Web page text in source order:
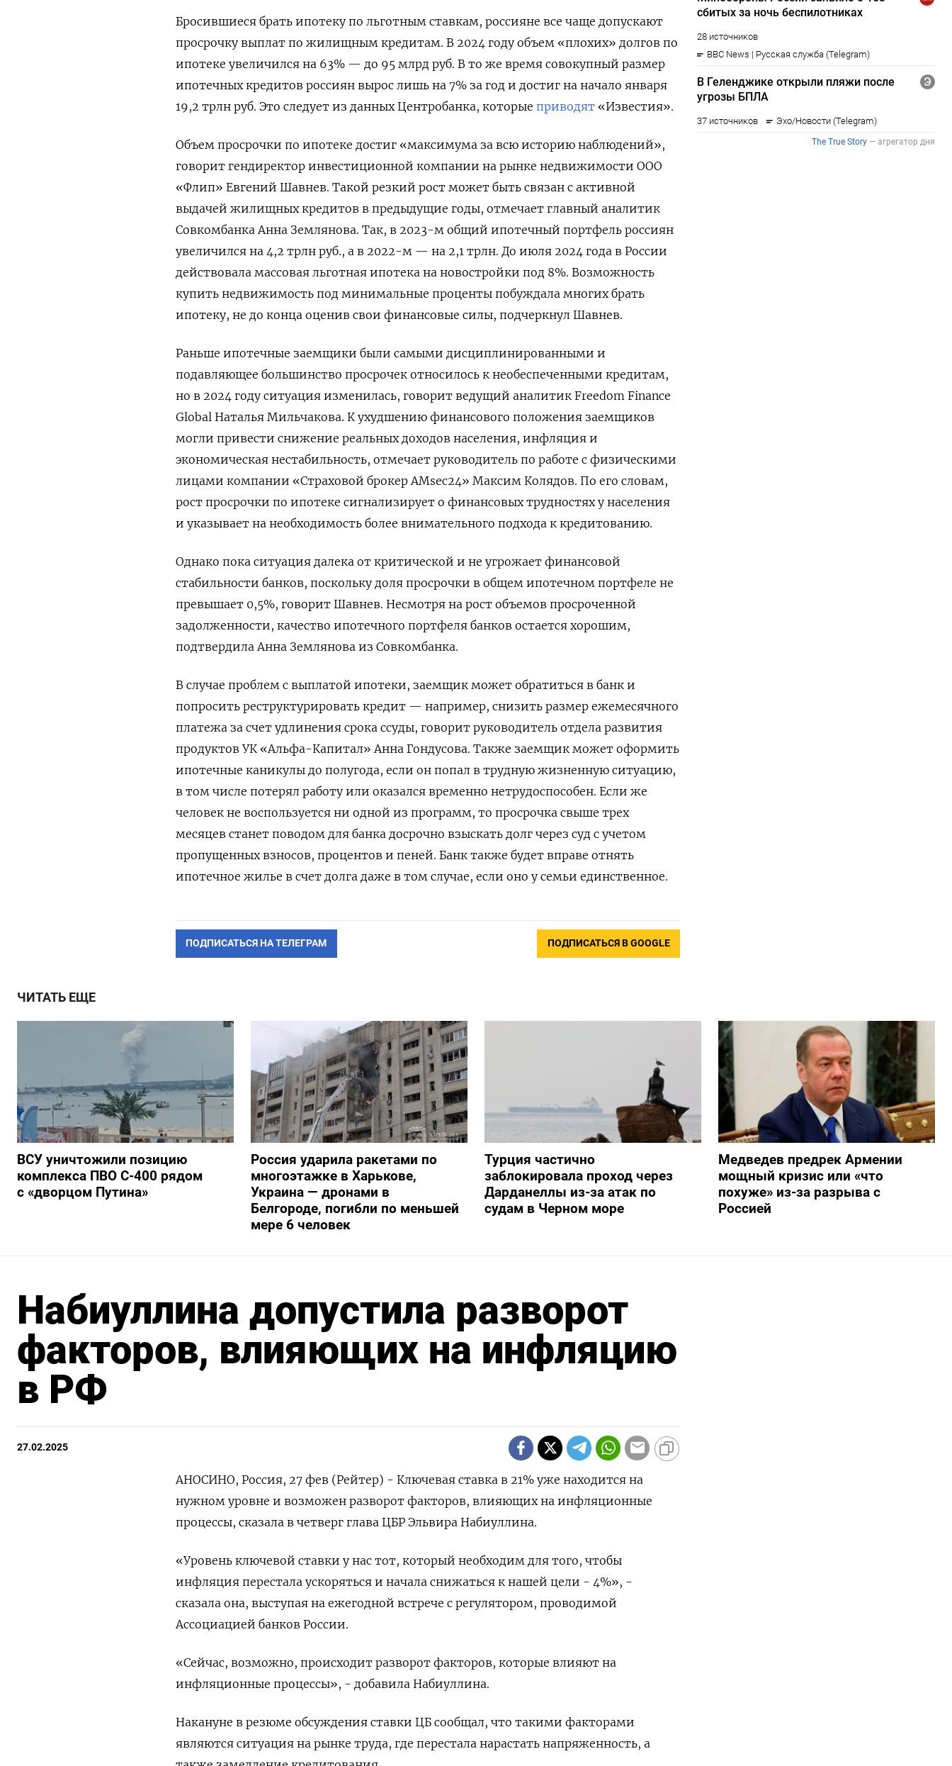
Бросившиеся брать ипотеку по льготным ставкам, россияне все чаще допускают
просрочку выплат по жилищным кредитам. В 2024 году объем «плохих» долгов по
ипотеке увеличился на 63% — до 95 млрд руб. В то же время совокупный размер
ипотечных кредитов россиян вырос лишь на 7% за год и достиг на начало января
19,2 трлн руб. Это следует из данных Центробанка, которые приводят «Известия».
Объем просрочки по ипотеке достиг «максимума за всю историю наблюдений»,
говорит гендиректор инвестиционной компании на рынке недвижимости ООО
«Флип» Евгений Шавнев. Такой резкий рост может быть связан с активной
выдачей жилищных кредитов в предыдущие годы, отмечает главный аналитик
Совкомбанка Анна Землянова. Так, в 2023-м общий ипотечный портфель россиян
увеличился на 4,2 трлн руб., а в 2022-м — на 2,1 трлн. До июля 2024 года в России
действовала массовая льготная ипотека на новостройки под 8%. Возможность
купить недвижимость под минимальные проценты побуждала многих брать
ипотеку, не до конца оценив свои финансовые силы, подчеркнул Шавнев.
Раньше ипотечные заемщики были самыми дисциплинированными и
подавляющее большинство просрочек относилось к необеспеченными кредитам,
но в 2024 году ситуация изменилась, говорит ведущий аналитик Freedom Finance
Global Наталья Мильчакова. К ухудшению финансового положения заемщиков
могли привести снижение реальных доходов населения, инфляция и
экономическая нестабильность, отмечает руководитель по работе с физическими
лицами компании «Страховой брокер AMsec24» Максим Колядов. По его словам,
рост просрочки по ипотеке сигнализирует о финансовых трудностях у населения
и указывает на необходимость более внимательного подхода к кредитованию.
Однако пока ситуация далека от критической и не угрожает финансовой
стабильности банков, поскольку доля просрочки в общем ипотечном портфеле не
превышает 0,5%, говорит Шавнев. Несмотря на рост объемов просроченной
задолженности, качество ипотечного портфеля банков остается хорошим,
подтвердила Анна Землянова из Совкомбанка.
В случае проблем с выплатой ипотеки, заемщик может обратиться в банк и
попросить реструктурировать кредит — например, снизить размер ежемесячного
платежа за счет удлинения срока ссуды, говорит руководитель отдела развития
продуктов УК «Альфа-Капитал» Анна Гондусова. Также заемщик может оформить
ипотечные каникулы до полугода, если он попал в трудную жизненную ситуацию,
в том числе потерял работу или оказался временно нетрудоспособен. Если же
человек не воспользуется ни одной из программ, то просрочка свыше трех
месяцев станет поводом для банка досрочно взыскать долг через суд с учетом
пропущенных взносов, процентов и пеней. Банк также будет вправе отнять
ипотечное жилье в счет долга даже в том случае, если оно у семьи единственное.
ПОДПИСАТЬСЯ НА ТЕЛЕГРАМ ПОДПИСАТЬСЯ В GOOGLE
ЧИТАТЬ ЕЩЕ
ВСУ уничтожили позицию
комплекса ПВО С-400 рядом
с «дворцом Путина»
Россия ударила ракетами по
многоэтажке в Харькове,
Украина — дронами в
Белгороде, погибли по меньшей
мере 6 человек
Турция частично
заблокировала проход через
Дарданеллы из-за атак по
судам в Черном море
Медведев предрек Армении
мощный кризис или «что
похуже» из-за разрыва с
Россией
Набиуллина допустила разворот
факторов, влияющих на инфляцию
в РФ
27.02.2025
АНОСИНО, Россия, 27 фев (Рейтер) - Ключевая ставка в 21% уже находится на
нужном уровне и возможен разворот факторов, влияющих на инфляционные
процессы, сказала в четверг глава ЦБР Эльвира Набиуллина.
«Уровень ключевой ставки у нас тот, который необходим для того, чтобы
инфляция перестала ускоряться и начала снижаться к нашей цели - 4%», -
сказала она, выступая на ежегодной встрече с регулятором, проводимой
Ассоциацией банков России.
«Сейчас, возможно, происходит разворот факторов, которые влияют на
инфляционные процессы», - добавила Набиуллина.
Накануне в резюме обсуждения ставки ЦБ сообщал, что такими факторами
являются ситуация на рынке труда, где перестала нарастать напряженность, а